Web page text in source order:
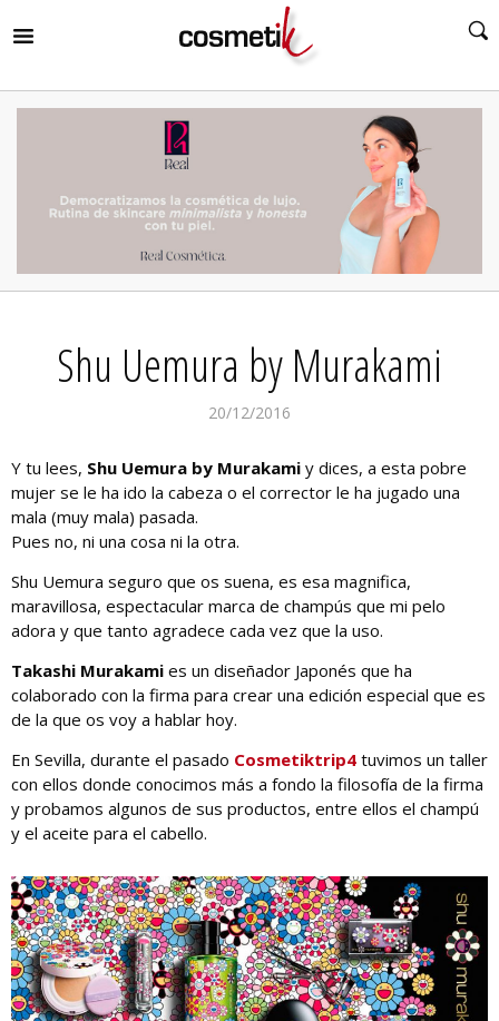
Shu Uemura by Murakami
20/12/2016
Y tu lees, Shu Uemura by Murakami y dices, a esta pobre
mujer se le ha ido la cabeza o el corrector le ha jugado una
mala (muy mala) pasada.
Pues no, ni una cosa ni la otra.
Shu Uemura seguro que os suena, es esa magnifica,
maravillosa, espectacular marca de champús que mi pelo
adora y que tanto agradece cada vez que la uso.
Takashi Murakami es un diseñador Japonés que ha
colaborado con la firma para crear una edición especial que es
de la que os voy a hablar hoy.
En Sevilla, durante el pasado Cosmetiktrip4 tuvimos un taller
con ellos donde conocimos más a fondo la filosofía de la firma
y probamos algunos de sus productos, entre ellos el champú
y el aceite para el cabello.